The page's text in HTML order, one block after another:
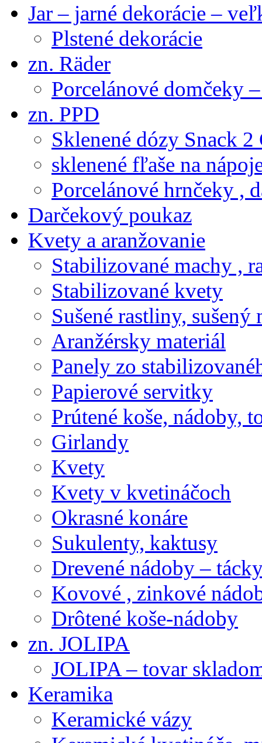
Jar – jarné dekorácie –
Plstené dekorácie
zn. Räder
Porcelánové domčeky
zn. PPD
Sklenené dózy Snack 2
sklenené fľaše na
Porcelánové hrnčeky ,
Darčekový poukaz
Kvety a aranžovanie
Stabilizované machy ,
Stabilizované kvety
Sušené rastliny,
Aranžérsky materiál
Panely zo
Papierové servitky
Prútené koše, nádoby,
Girlandy
Kvety
Kvety v kvetináčoch
Okrasné konáre
Sukulenty, kaktusy
Drevené nádoby –
Kovové , zinkové
Drôtené koše-nádoby
zn. JOLIPA
JOLIPA – tovar
Keramika
Keramické vázy